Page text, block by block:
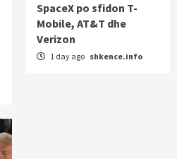
SpaceX po sfidon T-
Mobile, AT&T dhe
Verizon
1 day ago shkence.info